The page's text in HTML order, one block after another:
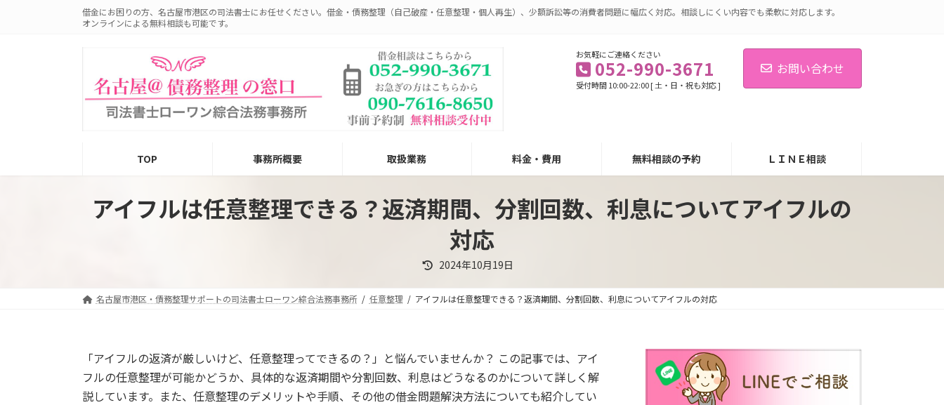
借金にお困りの方、名古屋市港区の司法書士にお任せください。借金・債務整理（自己破産・任意整理・個人再生）、少額訴訟等の消費者問題に幅広く対応。相談しにくい内容でも柔軟に対応します。
オンラインによる無料相談も可能です。
お気軽にご連絡ください
052-990-3671
受付時間 10:00-22:00 [ 土・日・祝も対応 ]
お問い合わせ
TOP 事務所概要 取扱業務 料金・費用 無料相談の予約 ＬＩＮＥ相談
アイフルは任意整理できる？返済期間、分割回数、利息についてアイフルの
対応
最
新
日
2024年10月19日
名古屋市港区・債務整理サポートの司法書士ローワン綜合法務事務所 任意整理 アイフルは任意整理できる？返済期間、分割回数、利息についてアイフルの対応
「アイフルの返済が厳しいけど、任意整理ってできるの？」と悩んでいませんか？ この記事では、アイ
フルの任意整理が可能かどうか、具体的な返済期間や分割回数、利息はどうなるのかについて詳しく解
説しています。また、任意整理のデメリットや手順、その他の借金問題解決方法についても紹介してい